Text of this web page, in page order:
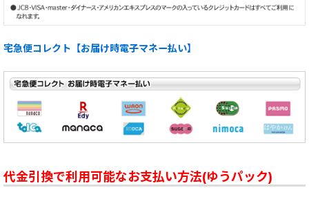
宅急便コレクト【お届け時電子マネー払い】
代金引換で利用可能なお支払い方法(ゆうパック)